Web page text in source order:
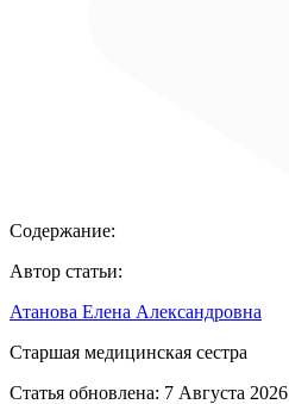
Содержание:
Автор статьи:
Атанова Елена Александровна
Старшая медицинская сестра
Статья обновлена: 7 Августа 2026